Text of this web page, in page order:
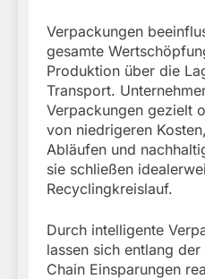
Verpackungen
gesamte
Produktion über die
Transport.
Verpackungen gezielt
von niedrigeren
Abläufen und
sie schließen
Recyclingkreislauf.
Durch intelligente
lassen sich entlang
Chain Einsparungen